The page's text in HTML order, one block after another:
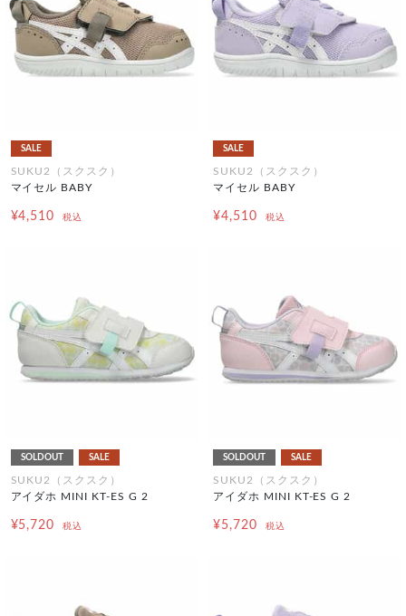
SALE
SUKU2（スクスク）
マイセル BABY
¥4,510 税込
SALE
SUKU2（スクスク）
マイセル BABY
¥4,510 税込
SOLDOUT SALE
SUKU2（スクスク）
アイダホ MINI KT-ES G 2
¥5,720 税込
SOLDOUT SALE
SUKU2（スクスク）
アイダホ MINI KT-ES G 2
¥5,720 税込